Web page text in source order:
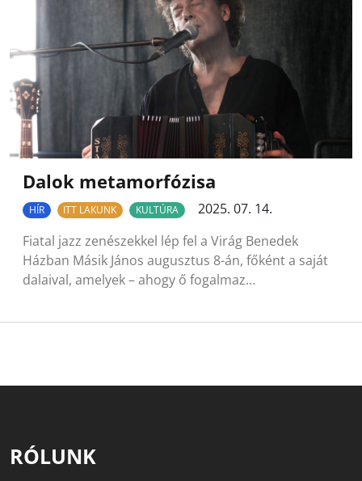
Dalok metamorfózisa
HÍR ITT LAKUNK KULTÚRA
2025. 07. 14.
Fiatal jazz zenészekkel lép fel a Virág Benedek
Házban Másik János augusztus 8-án, főként a saját
dalaival, amelyek – ahogy ő fogalmaz…
RÓLUNK